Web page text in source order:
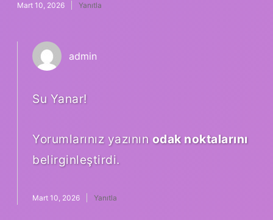
Mart 10, 2026 Yanıtla
admin
Su Yanar!
Yorumlarınız yazının odak noktalarını
belirginleştirdi.
Mart 10, 2026 Yanıtla